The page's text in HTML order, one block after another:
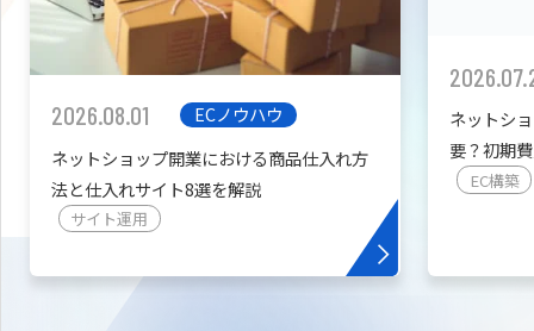
カスタマイズ開発
2026.08.01
ECノウハウ
ネットショップ開業における商品仕入れ方
法と仕入れサイト8選を解説
サイト運用
ネットシ
要？初期
を紹介
EC構築